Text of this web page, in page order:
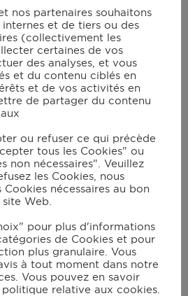
pour le moelleux du
secs : la farine,
poudre (tamisés), le
le sel.
mousseuse. Utiliser le
ou un batteur électrique
min à vitesse moyenne.
œufs et bien mélanger.
d’ingrédients secs en
avec le lait caillé. A
veiller à mélanger
Cette façon permet
nos partenaires souhaitons
et de tiers ou des
(collectivement les
certaines de vos
des analyses, et vous
et du contenu ciblés en
et de vos activités en
de partager du contenu
ou refuser ce qui précède
tous les Cookies" ou
non nécessaires". Veuillez
les Cookies, nous
nécessaires au bon
Web.
pour plus d'informations
de Cookies et pour
plus granulaire. Vous
à tout moment dans notre
Vous pouvez en savoir
relative aux cookies.